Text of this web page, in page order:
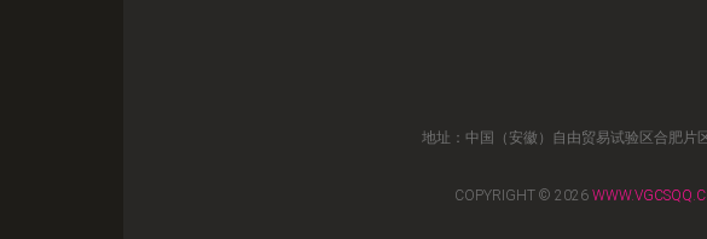
地址：中国（安徽）自由贸易试验区合肥
COPYRIGHT © 2026